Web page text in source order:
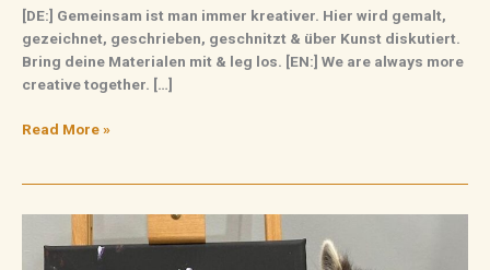
[DE:] Gemeinsam ist man immer kreativer. Hier wird gemalt,
gezeichnet, geschrieben, geschnitzt & über Kunst diskutiert.
Bring deine Materialen mit & leg los. [EN:] We are always more
creative together. […]
Read More »